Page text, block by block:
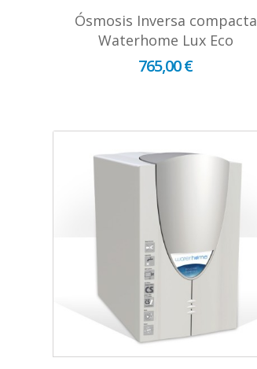
Ósmosis Inversa compacta
Waterhome Lux Eco
765,00 €